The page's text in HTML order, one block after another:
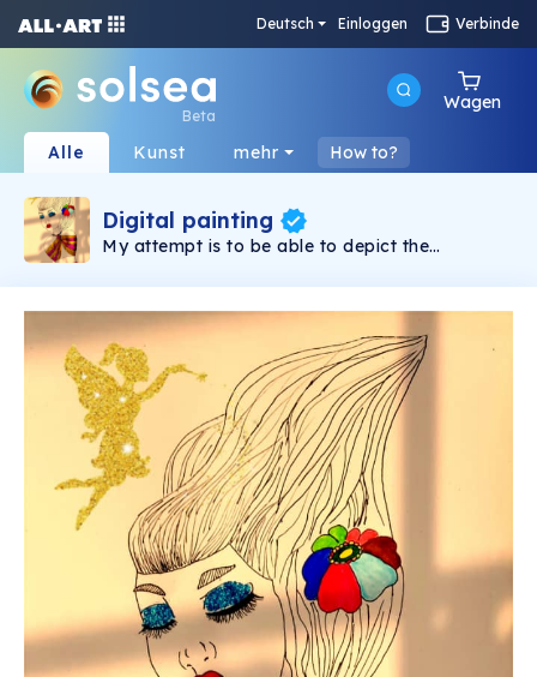
Deutsch Einloggen Verbinde
Beta
Wagen
Alle Kunst mehr How to?
Digital painting
My attempt is to be able to depict the